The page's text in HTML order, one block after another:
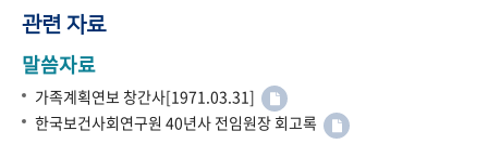
관련 자료
말씀자료
가족계획연보 창간사[1971.03.31]
한국보건사회연구원 40년사 전임원장 회고록